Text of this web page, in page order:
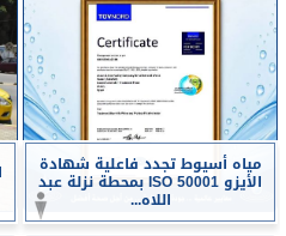
مياه أسيوط تجدد فاعلية شهادة
الأيزو ISO 50001 بمحطة نزلة عبد
اللاه...